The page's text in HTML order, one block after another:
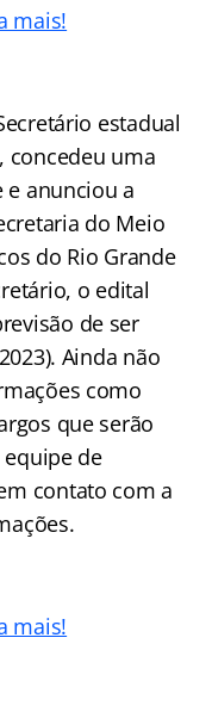
mais!
estadual
concedeu uma
e anunciou a
do Meio
do Rio Grande
o edital
de ser
Ainda não
como
que serão
de
contato com a
mais!